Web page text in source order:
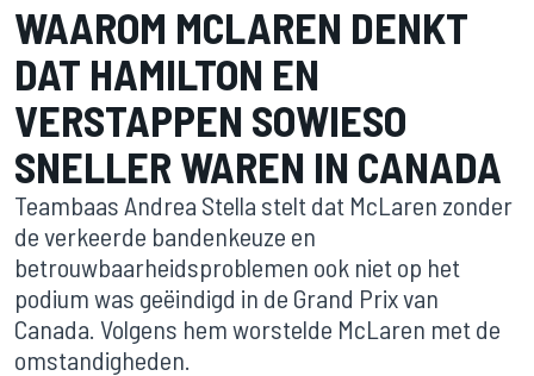
WAAROM MCLAREN DENKT
DAT HAMILTON EN
VERSTAPPEN SOWIESO
SNELLER WAREN IN CANADA
Teambaas Andrea Stella stelt dat McLaren zonder
de verkeerde bandenkeuze en
betrouwbaarheidsproblemen ook niet op het
podium was geëindigd in de Grand Prix van
Canada. Volgens hem worstelde McLaren met de
omstandigheden.